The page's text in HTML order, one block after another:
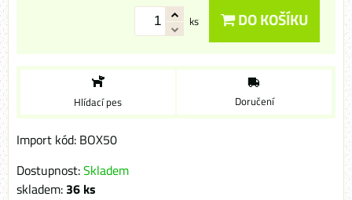
ks DO KOŠÍKU
Hlídací pes Doručení
Import kód: BOX50
Dostupnost:Skladem
skladem: 36 ks